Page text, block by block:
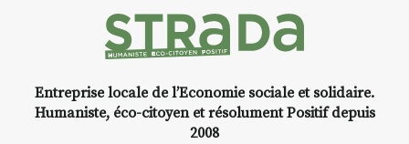
INTERVIEW
Entreprise locale de l’Economie sociale et solidaire.
Humaniste, éco-citoyen et résolument Positif depuis
2008